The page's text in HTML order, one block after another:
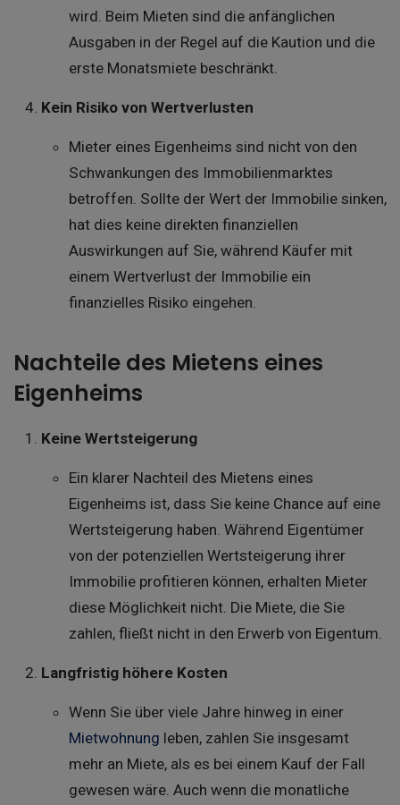
wird. Beim Mieten sind die anfänglichen
Ausgaben in der Regel auf die Kaution und die
erste Monatsmiete beschränkt.
Kein Risiko von Wertverlusten
Mieter eines Eigenheims sind nicht von den
Schwankungen des Immobilienmarktes
betroffen. Sollte der Wert der Immobilie sinken,
hat dies keine direkten finanziellen
Auswirkungen auf Sie, während Käufer mit
einem Wertverlust der Immobilie ein
finanzielles Risiko eingehen.
Nachteile des Mietens eines
Eigenheims
Keine Wertsteigerung
Ein klarer Nachteil des Mietens eines
Eigenheims ist, dass Sie keine Chance auf eine
Wertsteigerung haben. Während Eigentümer
von der potenziellen Wertsteigerung ihrer
Immobilie profitieren können, erhalten Mieter
diese Möglichkeit nicht. Die Miete, die Sie
zahlen, fließt nicht in den Erwerb von Eigentum.
Langfristig höhere Kosten
Wenn Sie über viele Jahre hinweg in einer
Mietwohnung leben, zahlen Sie insgesamt
mehr an Miete, als es bei einem Kauf der Fall
gewesen wäre. Auch wenn die monatliche